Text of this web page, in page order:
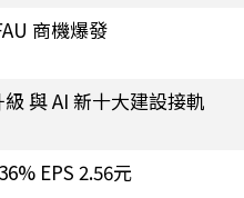
商機爆發
與 AI 新十大建設接軌
EPS 2.56元